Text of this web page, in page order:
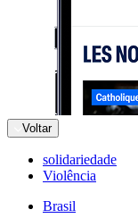
Voltar
solidariedade
Violência
Brasil